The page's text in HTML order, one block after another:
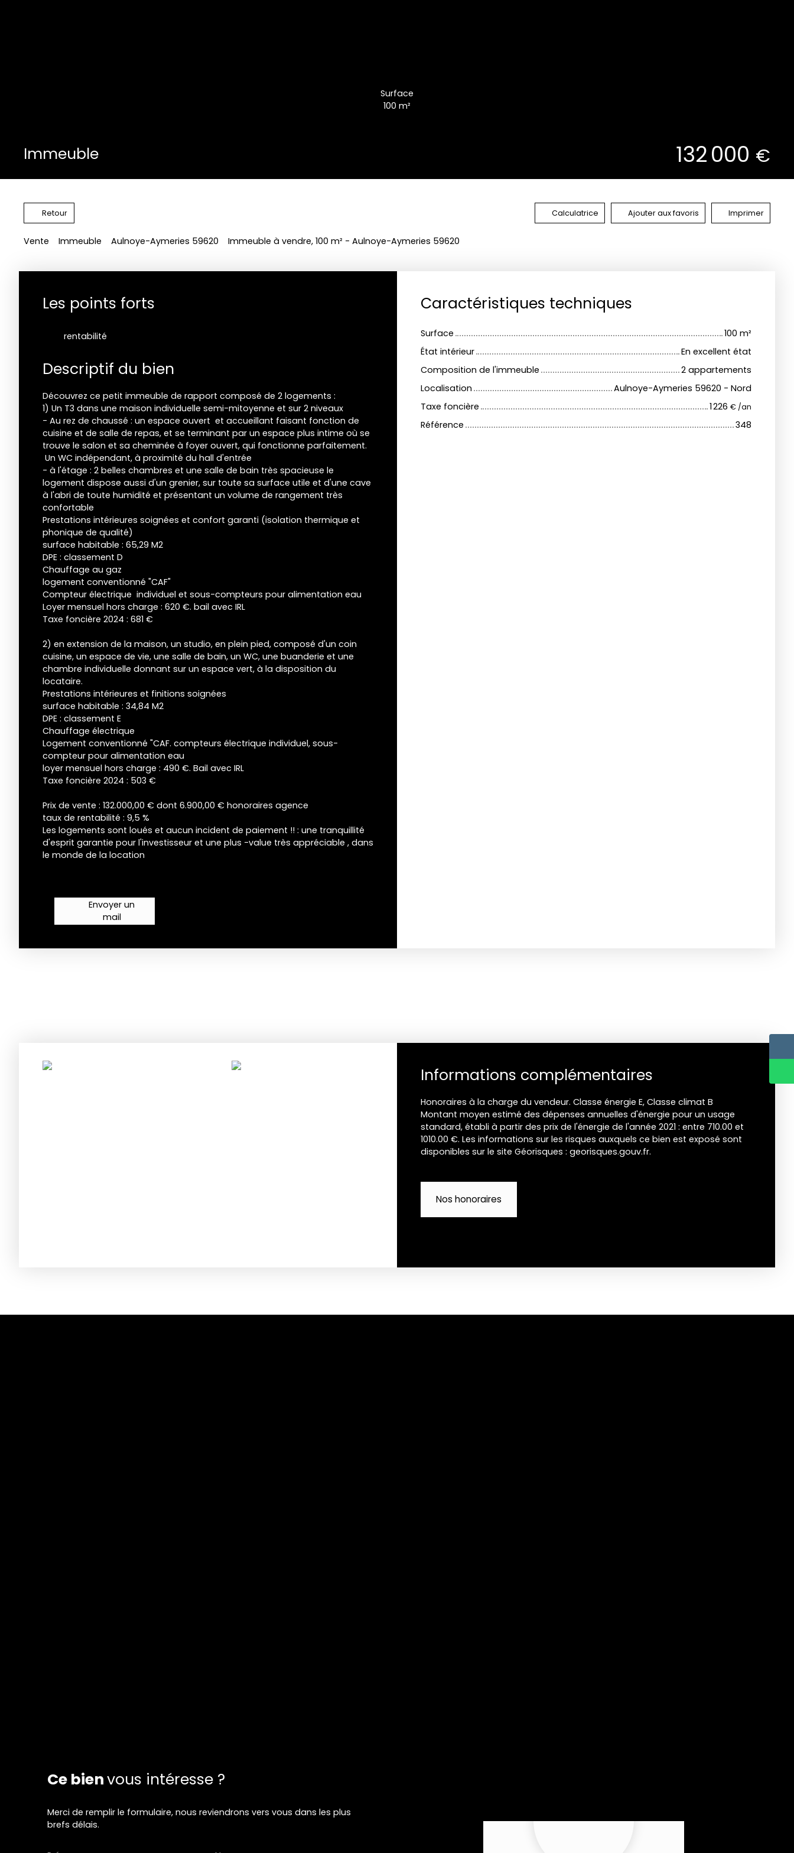
Surface
100 m²
Immeuble 132 000 €
Retour Calculatrice Ajouter aux favoris Imprimer
Vente Immeuble Aulnoye-Aymeries 59620 Immeuble à vendre, 100 m² - Aulnoye-Aymeries 59620
Les points forts
rentabilité
Descriptif du bien
Découvrez ce petit immeuble de rapport composé de 2 logements :
1) Un T3 dans une maison individuelle semi-mitoyenne et sur 2 niveaux
- Au rez de chaussé : un espace ouvert et accueillant faisant fonction de
cuisine et de salle de repas, et se terminant par un espace plus intime où se
trouve le salon et sa cheminée à foyer ouvert, qui fonctionne parfaitement.
Un WC indépendant, à proximité du hall d'entrée
- à l'étage : 2 belles chambres et une salle de bain très spacieuse le
logement dispose aussi d'un grenier, sur toute sa surface utile et d'une cave
à l'abri de toute humidité et présentant un volume de rangement très
confortable
Prestations intérieures soignées et confort garanti (isolation thermique et
phonique de qualité)
surface habitable : 65,29 M2
DPE : classement D
Chauffage au gaz
logement conventionné "CAF"
Compteur électrique individuel et sous-compteurs pour alimentation eau
Loyer mensuel hors charge : 620 €. bail avec IRL
Taxe foncière 2024 : 681 €
2) en extension de la maison, un studio, en plein pied, composé d'un coin
cuisine, un espace de vie, une salle de bain, un WC, une buanderie et une
chambre individuelle donnant sur un espace vert, à la disposition du
locataire.
Prestations intérieures et finitions soignées
surface habitable : 34,84 M2
DPE : classement E
Chauffage électrique
Logement conventionné "CAF. compteurs électrique individuel, sous-
compteur pour alimentation eau
loyer mensuel hors charge : 490 €. Bail avec IRL
Taxe foncière 2024 : 503 €
Prix de vente : 132.000,00 € dont 6.900,00 € honoraires agence
taux de rentabilité : 9,5 %
Les logements sont loués et aucun incident de paiement !! : une tranquillité
d'esprit garantie pour l'investisseur et une plus -value très appréciable , dans
le monde de la location
Envoyer un
mail
Caractéristiques techniques
Surface 100 m²
État intérieur
En excellent état
Composition de l'immeuble
2 appartements
Localisation
Aulnoye-Aymeries 59620 - Nord
Taxe foncière
1 226 € /an
Référence 348
Informations complémentaires
Honoraires à la charge du vendeur. Classe énergie E, Classe climat B
Montant moyen estimé des dépenses annuelles d'énergie pour un usage
standard, établi à partir des prix de l'énergie de l'année 2021 : entre 710.00 et
1010.00 €. Les informations sur les risques auxquels ce bien est exposé sont
disponibles sur le site Géorisques : georisques.gouv.fr.
Nos honoraires
Ce bienvous intéresse ?
Merci de remplir le formulaire, nous reviendrons vers vous dans les plus
brefs délais.